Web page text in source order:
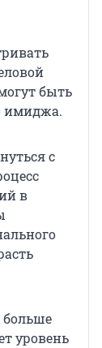
быть
имиджа.
с
в
уровень